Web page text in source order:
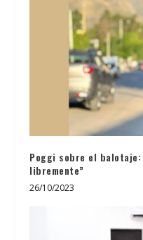
Poggi sobre el balotaje:
libremente”
26/10/2023